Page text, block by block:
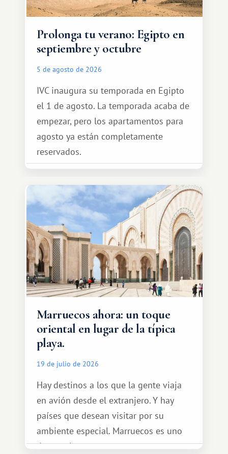
Prolonga tu verano: Egipto en
septiembre y octubre
5 de agosto de 2026
IVC inaugura su temporada en Egipto
el 1 de agosto. La temporada acaba de
empezar, pero los apartamentos para
agosto ya están completamente
reservados.
Marruecos ahora: un toque
oriental en lugar de la típica
playa.
19 de julio de 2026
Hay destinos a los que la gente viaja
en avión desde el extranjero. Y hay
países que desean visitar por su
ambiente especial. Marruecos es uno
de esos lugares.